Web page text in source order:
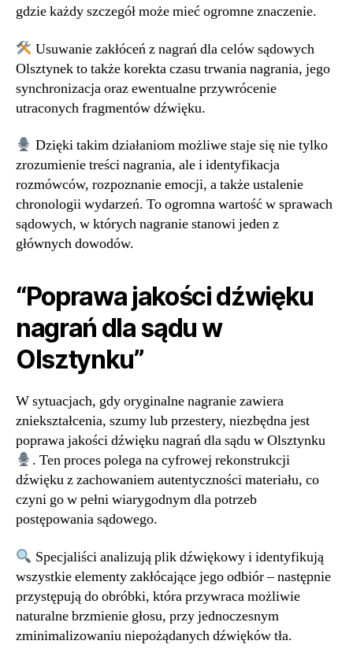
gdzie każdy szczegół może mieć ogromne znaczenie.
Usuwanie zakłóceń z nagrań dla celów sądowych
Olsztynek to także korekta czasu trwania nagrania, jego
synchronizacja oraz ewentualne przywrócenie
utraconych fragmentów dźwięku.
Dzięki takim działaniom możliwe staje się nie tylko
zrozumienie treści nagrania, ale i identyfikacja
rozmówców, rozpoznanie emocji, a także ustalenie
chronologii wydarzeń. To ogromna wartość w sprawach
sądowych, w których nagranie stanowi jeden z
głównych dowodów.
“Poprawa jakości dźwięku
nagrań dla sądu w
Olsztynku”
W sytuacjach, gdy oryginalne nagranie zawiera
zniekształcenia, szumy lub przestery, niezbędna jest
poprawa jakości dźwięku nagrań dla sądu w Olsztynku
. Ten proces polega na cyfrowej rekonstrukcji
dźwięku z zachowaniem autentyczności materiału, co
czyni go w pełni wiarygodnym dla potrzeb
postępowania sądowego.
Specjaliści analizują plik dźwiękowy i identyfikują
wszystkie elementy zakłócające jego odbiór – następnie
przystępują do obróbki, która przywraca możliwie
naturalne brzmienie głosu, przy jednoczesnym
zminimalizowaniu niepożądanych dźwięków tła.